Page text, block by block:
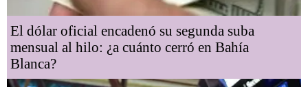
El dólar oficial encadenó su segunda suba
mensual al hilo: ¿a cuánto cerró en Bahía
Blanca?